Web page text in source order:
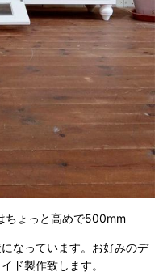
ょっと高めで500mm
なっています。お好みのデ
ド製作致します。